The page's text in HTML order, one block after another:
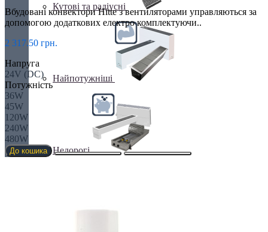
Кутові та радіусні
Найпотужніші
Недорогі
Вбудовані конвектори Hitte з вентиляторами управляються за
допомогою додаткових електро комплектуючи..
2 317.50 грн.
Напруга
24V (DC)
Потужність
36W
45W
120W
240W
480W
До кошика